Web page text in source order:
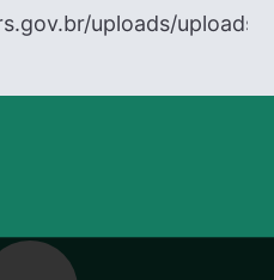
uploads/